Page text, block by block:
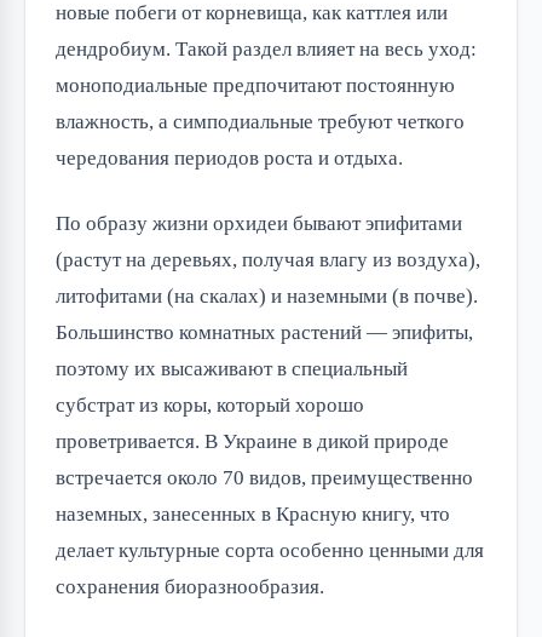
новые побеги от корневища, как каттлея или
дендробиум. Такой раздел влияет на весь уход:
моноподиальные предпочитают постоянную
влажность, а симподиальные требуют четкого
чередования периодов роста и отдыха.
По образу жизни орхидеи бывают эпифитами
(растут на деревьях, получая влагу из воздуха),
литофитами (на скалах) и наземными (в почве).
Большинство комнатных растений — эпифиты,
поэтому их высаживают в специальный
субстрат из коры, который хорошо
проветривается. В Украине в дикой природе
встречается около 70 видов, преимущественно
наземных, занесенных в Красную книгу, что
делает культурные сорта особенно ценными для
сохранения биоразнообразия.